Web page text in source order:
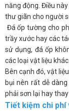
năng động. Điều
thư giãn cho người
Đá ốp tường cho
trầy xước hay các
sử dụng, đá ốp
các loại vật liệu khác.
Bên cạnh đó, vật
bụi nên rất dễ
phải sơn lại hay
Tiết kiệm chi phí